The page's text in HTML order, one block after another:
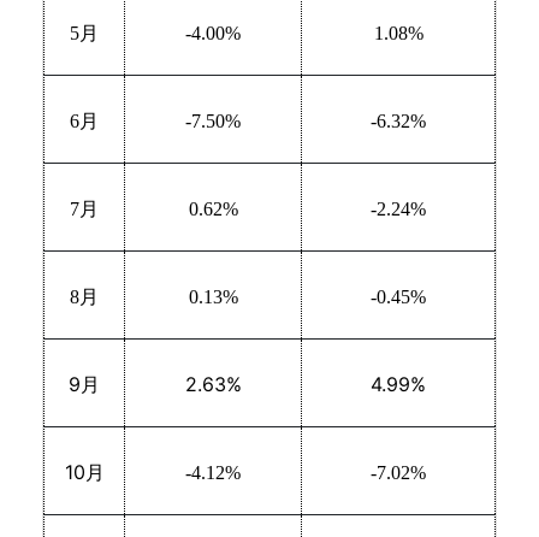
5月 -4.00% 1.08%
6月 -7.50% -6.32%
7月 0.62% -2.24%
8月 0.13% -0.45%
9月 2.63% 4.99%
10月 -4.12% -7.02%